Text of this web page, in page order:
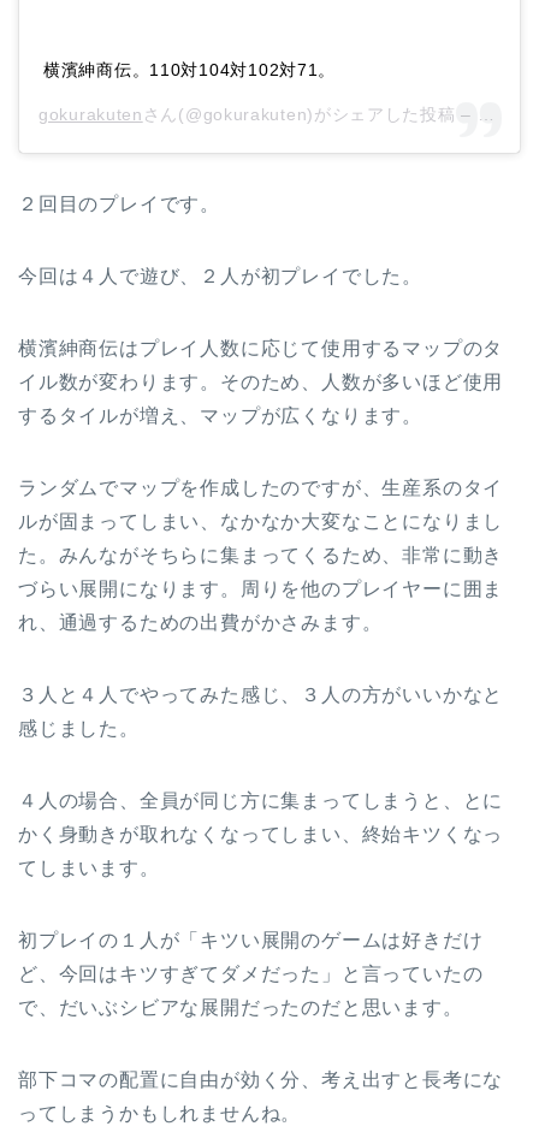
横濱紳商伝。110対104対102対71。
gokurakuten さん(@gokurakuten)がシェアした投稿 –
２回目のプレイです。
今回は４人で遊び、２人が初プレイでした。
横濱紳商伝はプレイ人数に応じて使用するマップのタ
イル数が変わります。そのため、人数が多いほど使用
するタイルが増え、マップが広くなります。
ランダムでマップを作成したのですが、生産系のタイ
ルが固まってしまい、なかなか大変なことになりまし
た。みんながそちらに集まってくるため、非常に動き
づらい展開になります。周りを他のプレイヤーに囲ま
れ、通過するための出費がかさみます。
３人と４人でやってみた感じ、３人の方がいいかなと
感じました。
４人の場合、全員が同じ方に集まってしまうと、とに
かく身動きが取れなくなってしまい、終始キツくなっ
てしまいます。
初プレイの１人が「キツい展開のゲームは好きだけ
ど、今回はキツすぎてダメだった」と言っていたの
で、だいぶシビアな展開だったのだと思います。
部下コマの配置に自由が効く分、考え出すと長考にな
ってしまうかもしれませんね。